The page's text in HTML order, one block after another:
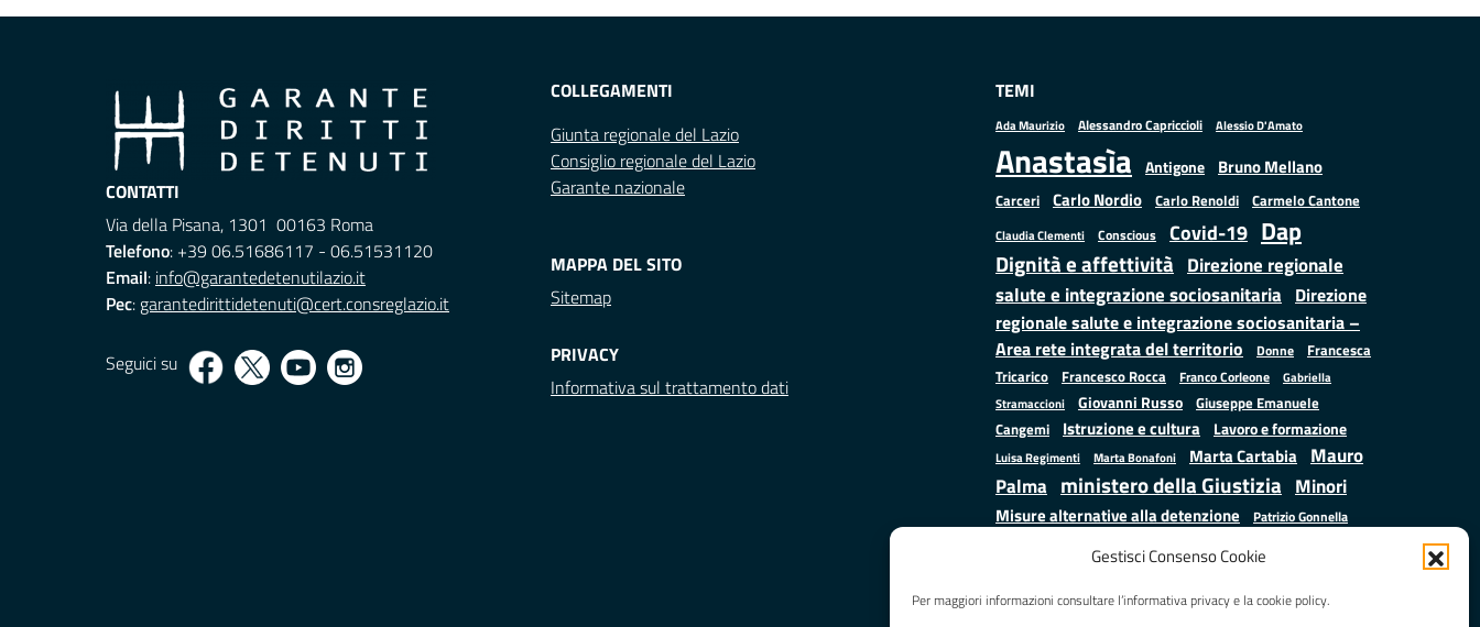
Gestisci Consenso Cookie
Per maggiori informazioni consultare l’informativa privacy e la cookie policy.
CONTATTI
Via della Pisana, 1301 00163 Roma
Telefono: +39 06.51686117 - 06.51531120
Email: info@garantedetenutilazio.it
Pec: garantedirittidetenuti@cert.consreglazio.it
Seguici su
COLLEGAMENTI
Giunta regionale del Lazio
Consiglio regionale del Lazio
Garante nazionale
MAPPA DEL SITO
Sitemap
PRIVACY
Informativa sul trattamento dati
TEMI
Ada Maurizio Alessandro Capriccioli Alessio D'Amato
Anastasìa Antigone Bruno Mellano
Carceri Carlo Nordio Carlo Renoldi Carmelo Cantone
Claudia Clementi Conscious Covid-19 Dap
Dignità e affettività Direzione regionale
salute e integrazione sociosanitaria Direzione
regionale salute e integrazione sociosanitaria –
Area rete integrata del territorio
Donne
Francesca
Tricarico
Francesco Rocca Franco Corleone
Gabriella
Stramaccioni
Giovanni Russo Giuseppe Emanuele
Cangemi
Istruzione e cultura Lavoro e formazione
Luisa Regimenti Marta Bonafoni Marta Cartabia Mauro
Palma ministero della Giustizia Minori
Misure alternative alla detenzione Patrizio Gonnella
Samuele Ciambriello
Mattarella Situazione in numeri Stefano